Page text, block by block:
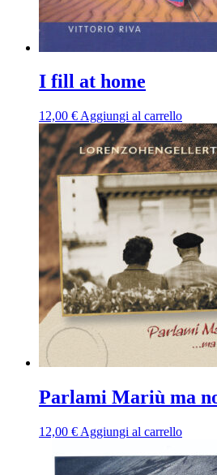
I fill at home
12,00 € Aggiungi al carrello
Parlami Mariù ma
12,00 € Aggiungi al carrello